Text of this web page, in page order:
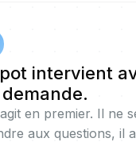
intervient
en premier. Il ne
aux questions, il